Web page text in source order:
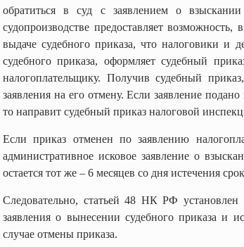
обратиться в суд с заявлением о
судопроизводстве предоставляет возможность,
выдаче судебного приказа, что налоговики и
судебного приказа, оформляет судебный
налогоплательщику. Получив судебный
заявления на его отмену. Если заявление
то направит судебный приказ налоговой
Если приказ отменен по заявлению
административное исковое заявление о
остается тот же – 6 месяцев со дня истечения
Следовательно, статьей 48 НК РФ
заявления о вынесении судебного приказа и
случае отмены приказа.